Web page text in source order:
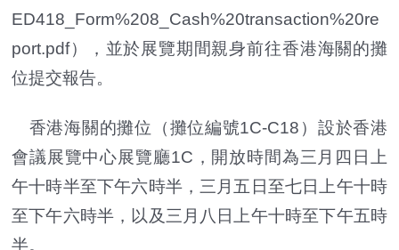
ED418_Form%208_Cash%20transaction%20re
port.pdf），並於展覽期間親身前往香港海關的攤
位提交報告。
香港海關的攤位（攤位編號1C-C18）設於香港
會議展覽中心展覽廳1C，開放時間為三月四日上
午十時半至下午六時半，三月五日至七日上午十時
至下午六時半，以及三月八日上午十時至下午五時
半。